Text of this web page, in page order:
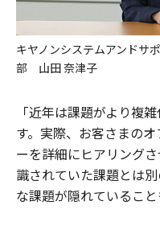
キヤノンシステムアンドサ
部 山田 奈津子
「近年は課題がより複
す。実際、お客さまの
ーを詳細にヒアリング
識されていた課題とは
な課題が隠れていること